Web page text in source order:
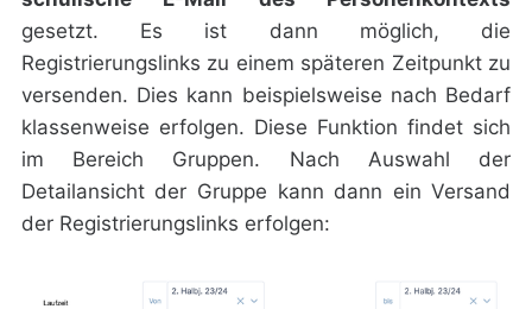
gesetzt. Es ist dann möglich, die
Registrierungslinks zu einem späteren Zeitpunkt zu
versenden. Dies kann beispielsweise nach Bedarf
klassenweise erfolgen. Diese Funktion findet sich
im Bereich Gruppen. Nach Auswahl der
Detailansicht der Gruppe kann dann ein Versand
der Registrierungslinks erfolgen: